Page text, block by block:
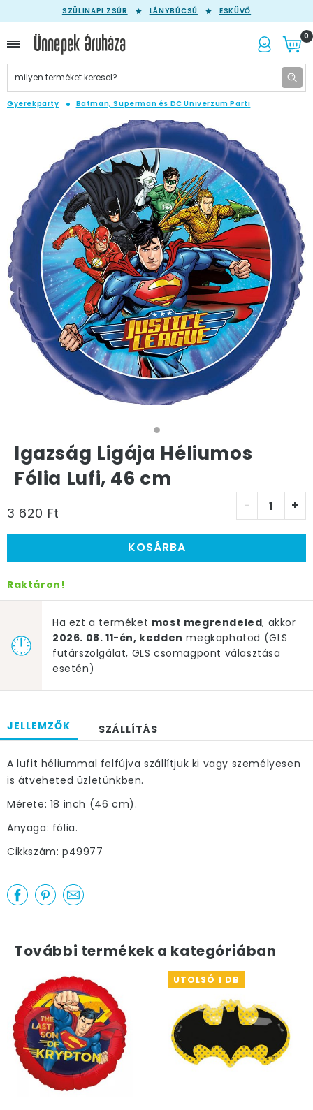
SZÜLINAPI ZSÚR LÁNYBÚCSÚ ESKÜVŐ
0
Gyerekparty Batman, Superman és DC Univerzum Parti
Igazság Ligája Héliumos
Fólia Lufi, 46 cm
3 620 Ft - +
KOSÁRBA
Raktáron!
Ha ezt a terméket most megrendeled, akkor
2026. 08. 11-én, kedden megkaphatod (GLS
futárszolgálat, GLS csomagpont választása
esetén)
JELLEMZŐK SZÁLLÍTÁS
A lufit héliummal felfújva szállítjuk ki vagy személyesen
is átveheted üzletünkben.
Mérete: 18 inch (46 cm).
Anyaga: fólia.
Cikkszám: p49977
További termékek a kategóriában
UTOLSÓ 1 DB